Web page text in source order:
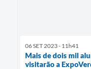
06 SET 2023 - 11h41
Mais de dois mil
visitarão a